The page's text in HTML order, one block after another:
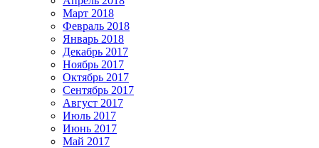
Март 2018
Февраль 2018
Январь 2018
Декабрь 2017
Ноябрь 2017
Октябрь 2017
Сентябрь 2017
Август 2017
Июль 2017
Июнь 2017
Май 2017